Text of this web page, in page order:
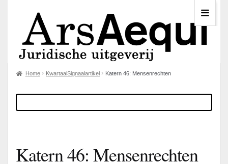
Home KwartaalSignaalartikel Katern 46: Mensenrechten
Katern 46: Mensenrechten